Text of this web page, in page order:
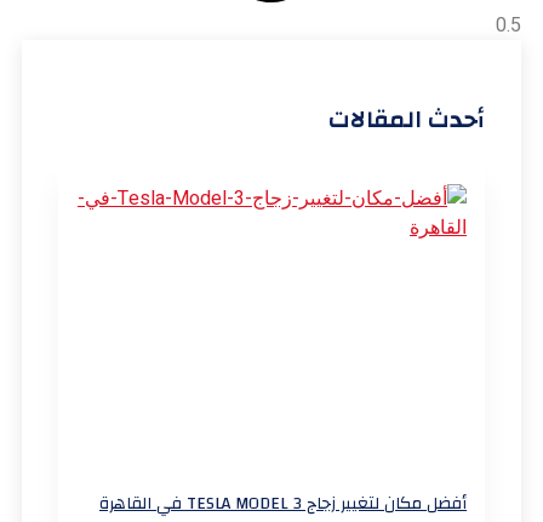
أحدث المقالات
أفضل مكان لتغيير زجاج TESLA MODEL 3 في القاهرة